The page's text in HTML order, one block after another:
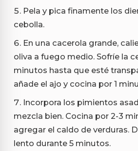
Pela y pica finamente los
cebolla.
En una cacerola grande,
oliva a fuego medio. Sofríe la
minutos hasta que esté
añade el ajo y cocina por 1
Incorpora los pimientos
mezcla bien. Cocina por 2-3
agregar el caldo de verduras.
lento durante 5 minutos.